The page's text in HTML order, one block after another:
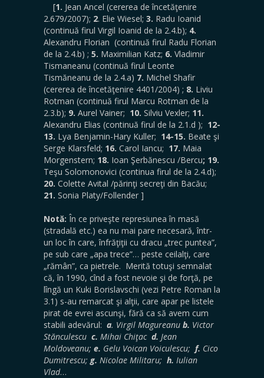
[1. Jean Ancel (cererea de încetăţenire
2.679/2007); 2. Elie Wiesel; 3. Radu Ioanid
(continuă firul Virgil Ioanid de la 2.4.b); 4.
Alexandru Florian (continuă firul Radu Florian
de la 2.4.b) ; 5. Maximilian Katz; 6. Vladimir
Tismaneanu (continuă firul Leonte
Tismăneanu de la 2.4.a) 7. Michel Shafir
(cererea de încetăţenire 4401/2004) ; 8. Liviu
Rotman (continuă firul Marcu Rotman de la
2.3.b); 9. Aurel Vainer; 10. Silviu Vexler; 11.
Alexandru Elias (continuă firul de la 2.1.d ); 12-
13. Lya Benjamin-Hary Kuller; 14-15. Beate şi
Serge Klarsfeld; 16. Carol Iancu; 17. Maia
Morgenstern; 18. Ioan Şerbănescu /Bercu; 19.
Teşu Solomonovici (continua firul de la 2.4.d);
20. Colette Avital /părinţi secreţi din Bacău;
21. Sonia Platy/Follender ]
Notă: În ce priveşte represiunea în masă
(stradală etc.) ea nu mai pare necesară, într-
un loc în care, înfrăţiţii cu dracu „trec puntea”,
pe sub care „apa trece”… peste ceilalţi, care
„rămân”, ca pietrele. Merită totuşi semnalat
că, în 1990, cînd a fost nevoie şi de forţă, pe
lîngă un Kuki Borislavschi (vezi Petre Roman la
3.1) s-au remarcat şi alţii, care apar pe listele
pirat de evrei ascunşi, fără ca să avem cum
stabili adevărul: a. Virgil Magureanu b. Victor
Stănculescu c. Mihai Chiţac d. Jean
Moldoveanu; e. Gelu Voican Voiculescu; f. Cico
Dumitrescu; g. Nicolae Militaru; h. Iulian
Vlad…